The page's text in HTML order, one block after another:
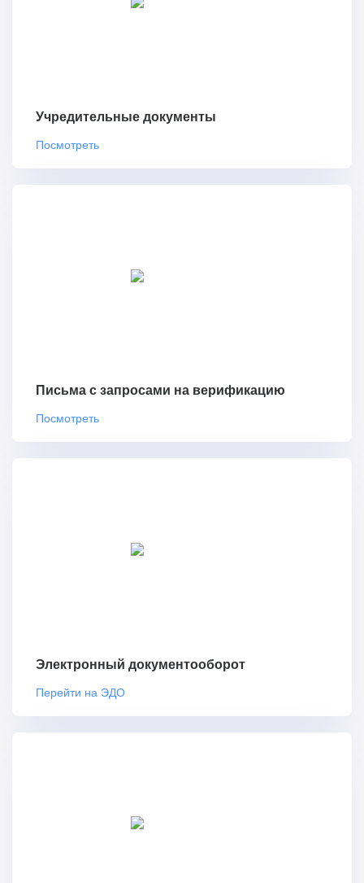
Учредительные документы
Посмотреть
Письма с запросами на верификацию
Посмотреть
Электронный документооборот
Перейти на ЭДО